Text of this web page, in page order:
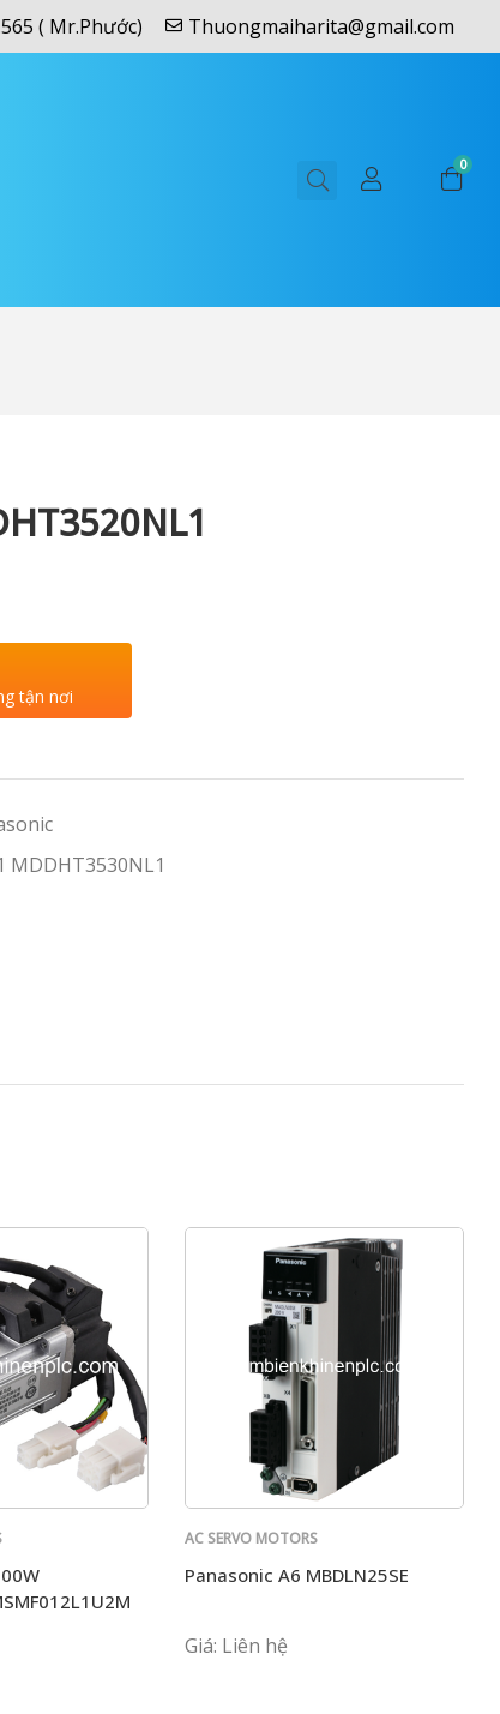
( Mr.Phước) Thuongmaiharita@gmail.com
0
tận nơi
MDDHT3530NL1
AC SERVO MOTORS
Panasonic A6 MBDLN25SE
Giá: Liên hệ